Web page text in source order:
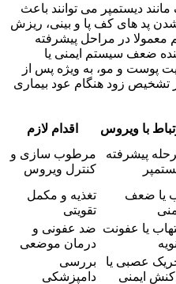
دیستمپر می‌ توانند باعث
پد های کف پا و بینی، ریزش
معمولا در مراحل پیشرفته
ضعف سیستم ایمنی یا
پوست و مو، به‌ ویژه پس از
تشخیص زود هنگام عود بیماری
با ویروس
اقدام لازم
پیشرفته
مرطوب‌ سازی و
کنترل ویروس
یا ضعف
تغذیه و مکمل
تقویتی
یا عفونت ضد عفونی و
درمان موضعی
عصبی یا
ایمنی
بررسی
دامپزشکی